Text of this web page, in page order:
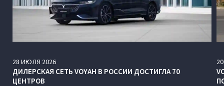
28 ИЮЛЯ 2026
ДИЛЕРСКАЯ СЕТЬ VOYAH В РОССИИ ДОСТИГЛА 70
ЦЕНТРОВ
20